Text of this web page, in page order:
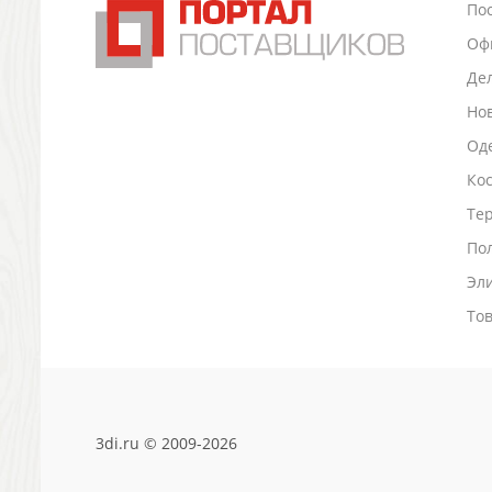
Промо
Антистрессы
Визитницы настольные
3di.ru © 2009-2026